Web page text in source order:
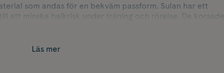
som andas för en bekväm passform. Sulan har ett
att minska halkrisk under träning och rörelse. De korsade
eller annan träning där extra grepp och stabilitet behövs.
Läs mer